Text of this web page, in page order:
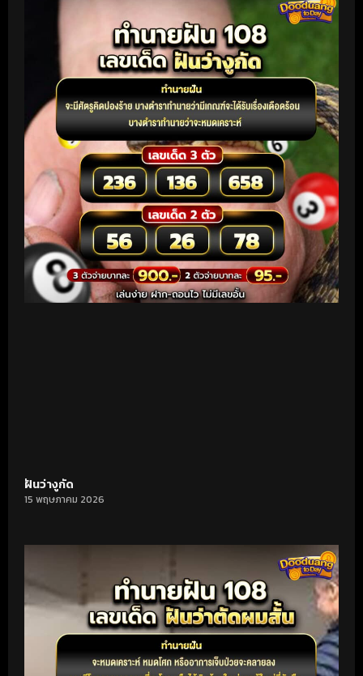
ฝันว่างูกัด
15 พฤษภาคม 2026